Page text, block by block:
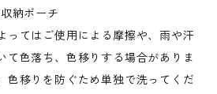
納ポーチ
ってはご使用による摩擦や、雨や汗
て色落ち、色移りする場合がありま
色移りを防ぐため単独で洗ってくだ